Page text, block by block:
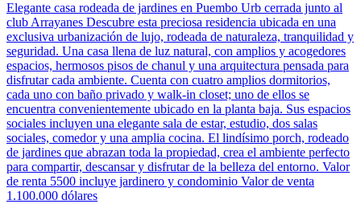
Elegante casa rodeada de jardines en Puembo Urb cerrada junto al
club Arrayanes Descubre esta preciosa residencia ubicada en una
exclusiva urbanización de lujo, rodeada de naturaleza, tranquilidad y
seguridad. Una casa llena de luz natural, con amplios y acogedores
espacios, hermosos pisos de chanul y una arquitectura pensada para
disfrutar cada ambiente. Cuenta con cuatro amplios dormitorios,
cada uno con baño privado y walk-in closet; uno de ellos se
encuentra convenientemente ubicado en la planta baja. Sus espacios
sociales incluyen una elegante sala de estar, estudio, dos salas
sociales, comedor y una amplia cocina. El lindísimo porch, rodeado
de jardines que abrazan toda la propiedad, crea el ambiente perfecto
para compartir, descansar y disfrutar de la belleza del entorno. Valor
de renta 5500 incluye jardinero y condominio Valor de venta
1.100.000 dólares